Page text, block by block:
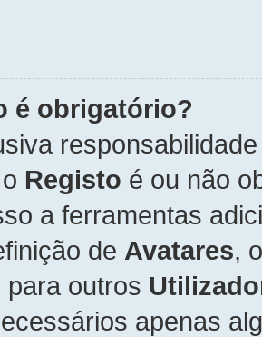
é obrigatório?
Registo é ou não
a ferramentas
de Avatares,
para outros
apenas